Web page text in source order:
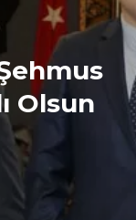
Olsun